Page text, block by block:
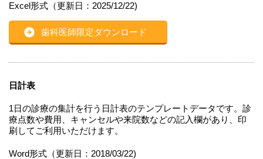
Excel形式（更新日：2025/12/22)
歯科医師限定ダウンロード
日計表
1日の診療の集計を行う日計表のテンプレートデータです。診
療点数や費用、キャンセルや来院数などの記入欄があり、印
刷してご利用いただけます。
Word形式（更新日：2018/03/22)